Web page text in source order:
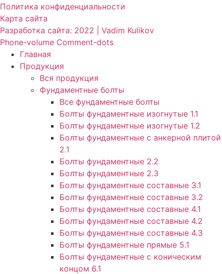
Политика конфиденциальности
Карта сайта
Разработка сайта: 2022 | Vadim Kulikov
Phone-volume Comment-dots
Главная
Продукция
Вся продукция
Фундаментные болты
Все фундаментные болты
Болты фундаментные изогнутые 1.1
Болты фундаментные изогнутые 1.2
Болты фундаментные с анкерной плитой
2.1
Болты фундаментные 2.2
Болты фундаментные 2.3
Болты фундаментные составные 3.1
Болты фундаментные составные 3.2
Болты фундаментные составные 4.1
Болты фундаментные составные 4.2
Болты фундаментные составные 4.3
Болты фундаментные прямые 5.1
Болты фундаментные с коническим
концом 6.1